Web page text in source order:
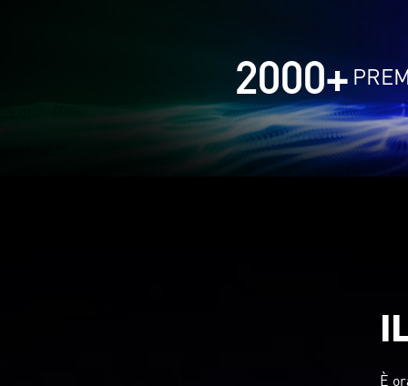
2000+
È